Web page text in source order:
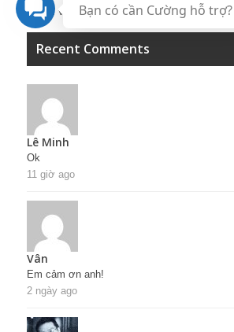
thành viên khác trong cộng đồng Nhân sự.
Recent Comments
Lê Minh
Ok
11 giờ ago
Vân
Em cảm ơn anh!
2 ngày ago
Bạn có cần Cường hỗ trợ?